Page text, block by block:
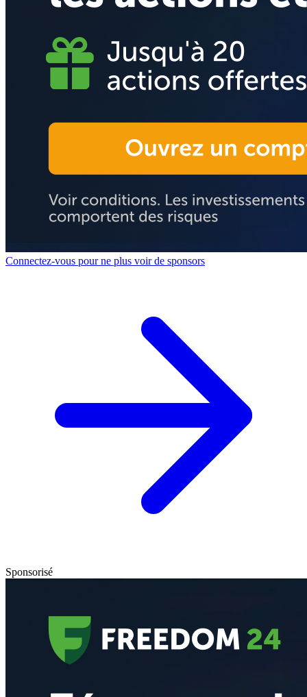
Connectez-vous pour ne plus voir de sponsors
Sponsorisé